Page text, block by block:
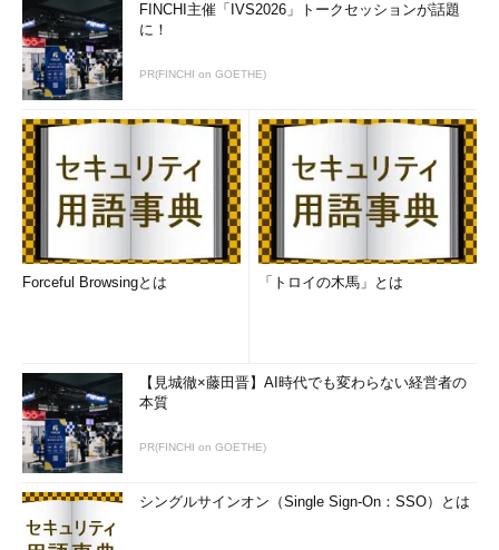
FINCHI主催「IVS2026」トークセッションが話題
に！
PR(FINCHI on GOETHE)
Forceful Browsingとは 「トロイの木馬」とは
【見城徹×藤田晋】AI時代でも変わらない経営者の
本質
PR(FINCHI on GOETHE)
シングルサインオン（Single Sign-On：SSO）とは